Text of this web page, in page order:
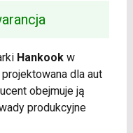
Hankookw
dla aut
obejmuje ją
produkcyjne